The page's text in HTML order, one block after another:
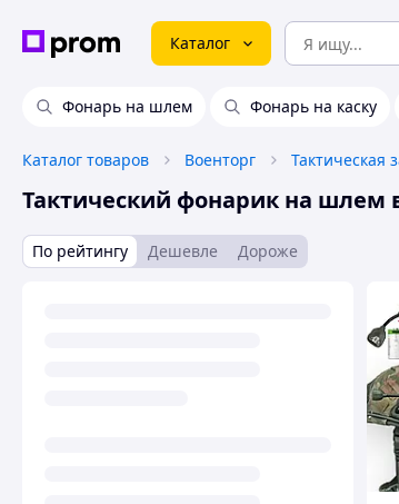
Каталог
Фонарь на шлем Фонарь на каску
Каталог товаров Военторг Тактическая
Тактический фонарик на шлем
По рейтингу Дешевле Дороже